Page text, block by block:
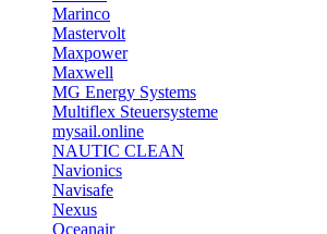
Marinco
Mastervolt
Maxpower
Maxwell
MG Energy Systems
Multiflex Steuersysteme
mysail.online
NAUTIC CLEAN
Navionics
Navisafe
Nexus
Oceanair